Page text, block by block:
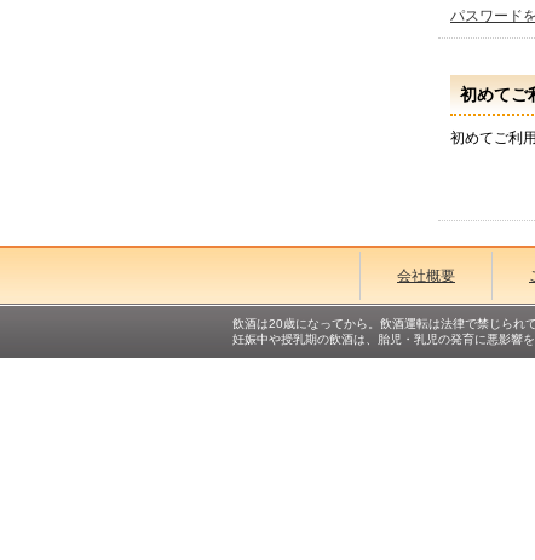
パスワード
初めてご
初めてご利
会社概要
飲酒は20歳になってから。飲酒運転は法律で禁じられて
妊娠中や授乳期の飲酒は、胎児・乳児の発育に悪影響